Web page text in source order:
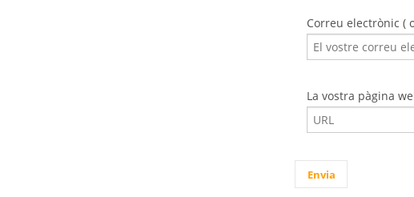
Correu electrònic (
La vostra pàgina